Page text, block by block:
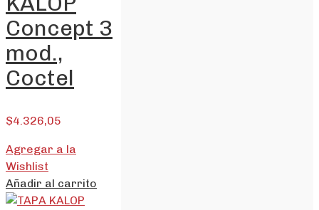
Concept 3
mod.,
Coctel
$4.326,05
Agregar a la
Wishlist
Añadir al carrito